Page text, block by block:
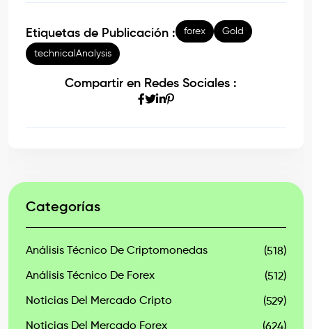
Etiquetas de Publicación : forex Gold
technicalAnalysis
Compartir en Redes Sociales :
Categorías
Análisis Técnico De Criptomonedas (518)
Análisis Técnico De Forex (512)
Noticias Del Mercado Cripto (529)
Noticias Del Mercado Forex